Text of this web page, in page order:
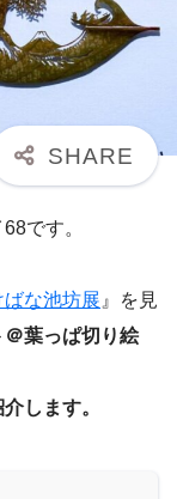
です。
ばな池坊展 』を見
＠葉っぱ切り絵
します。